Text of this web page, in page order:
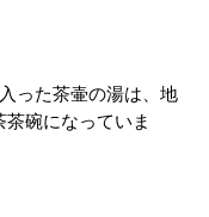
った茶壷の湯は、地
碗になっていま